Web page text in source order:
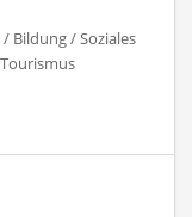
Bildung / Soziales